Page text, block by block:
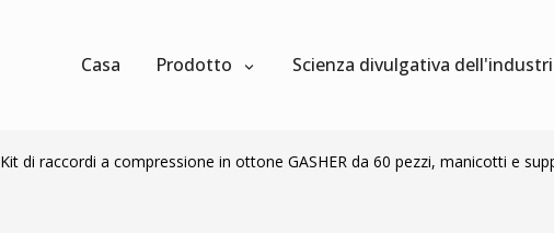
Casa Prodotto Scienza divulgativa
Kit di raccordi a compressione in ottone GASHER da 60 pezzi, manicotti e